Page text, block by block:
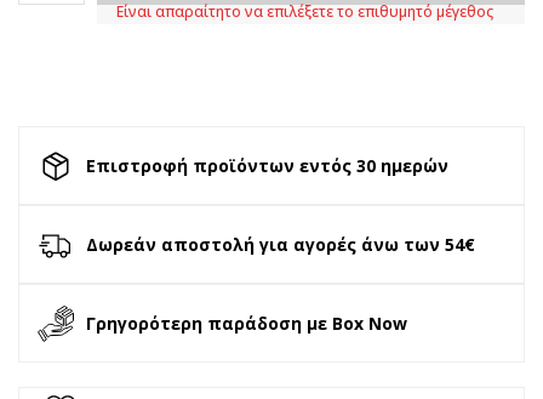
Είναι απαραίτητο να επιλέξετε το επιθυμητό μέγεθος
Επιστροφή προϊόντων εντός 30 ημερών
Δωρεάν αποστολή για αγορές άνω των 54€
Γρηγορότερη παράδοση με Box Now